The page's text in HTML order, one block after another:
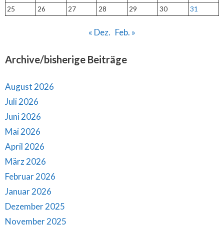
25
26 27 28 29 30 31
« Dez. Feb. »
Archive/bisherige Beiträge
August 2026
Juli 2026
Juni 2026
Mai 2026
April 2026
März 2026
Februar 2026
Januar 2026
Dezember 2025
November 2025